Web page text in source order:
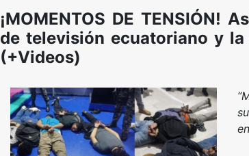
¡MOMENTOS DE TENSIÓN!
de televisión ecuatoriano y
(+Videos)